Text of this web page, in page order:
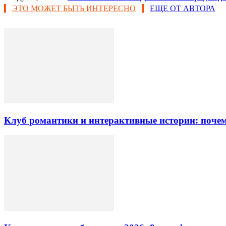
ЭТО МОЖЕТ БЫТЬ ИНТЕРЕСНО
ЕЩЕ ОТ АВТОРА
Клуб романтики и интерактивные истории: